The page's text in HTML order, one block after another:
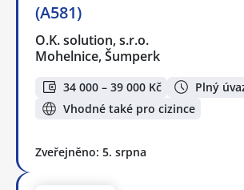
(A581)
O.K. solution, s.r.o.
Mohelnice, Šumperk
34 000 – 39 000 Kč
Plný
Vhodné také pro cizince
Zveřejněno: 5. srpna